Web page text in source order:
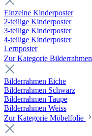
Einzelne Kinderposter
2-teilige Kinderposter
3-teilige Kinderposter
4-teilige Kinderposter
Lernposter
Zur Kategorie Bilderrahmen
Bilderrahmen Eiche
Bilderrahmen Schwarz
Bilderrahmen Taupe
Bilderrahmen Weiss
Zur Kategorie Möbelfolie